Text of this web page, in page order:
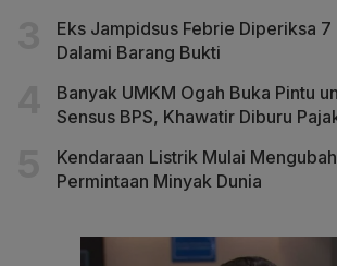
Eks Jampidsus Febrie Diperiksa
Dalami Barang Bukti
Banyak UMKM Ogah Buka Pintu
Sensus BPS, Khawatir Diburu
Kendaraan Listrik Mulai
Permintaan Minyak Dunia